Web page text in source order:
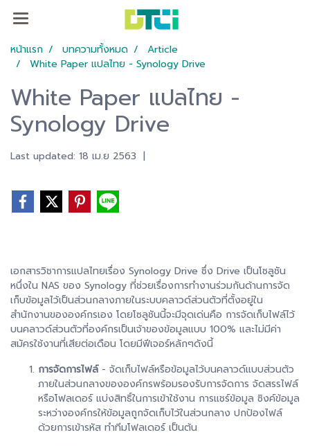
หน้าแรก บทความทั้งหมด
Article
White Paper แปลไทย - Synology Drive
White Paper แปลไทย -
Synology Drive
Last updated: 18 เม.ย 2563 |
เอกสารวิชาการแปลไทยเรื่อง Synology Drive ซึ่ง Drive เป็นโซลูชัน
หนึ่งใน NAS ของ Synology ที่ช่วยเรื่องการทำงานร่วมกันด้านการจัด
เก็บข้อมูลไว้เป็นส่วนกลางภายในระบบคลาวด์ส่วนตัวที่ตั้งอยู่ใน
สำนักงานขององค์กรเอง โดยโซลูชันนี้จะมีจุดเด่นคือ การจัดเก็บไฟล์ไว้
บนคลาวด์ส่วนตัวที่องค์กรเป็นเจ้าของข้อมูลแบบ 100% และไม่มีค่า
สมัครใช้งานที่เสียต่อเดือน โดยมีฟีเจอร์หลักๆดังนี้
การจัดการไฟล์- จัดเก็บไฟล์หรือข้อมูลไว้บนคลาวด์แบบส่วนตัว
ภายในส่วนกลางขององค์กรพร้อมรองรับการจัดการ จัดสรรไฟล์
หรือโฟลเดอร์ แบ่งสิทธิ์ในการเข้าใช้งาน การแชร์ข้อมูล ซิงค์ข้อมูล
ระหว่างองค์กรให้ข้อมูลถูกจัดเก็บไว้ในส่วนกลาง ปกป้องไฟล์
ด้วยการเข้ารหัส ทำทีมโฟลเดอร์ เป็นต้น